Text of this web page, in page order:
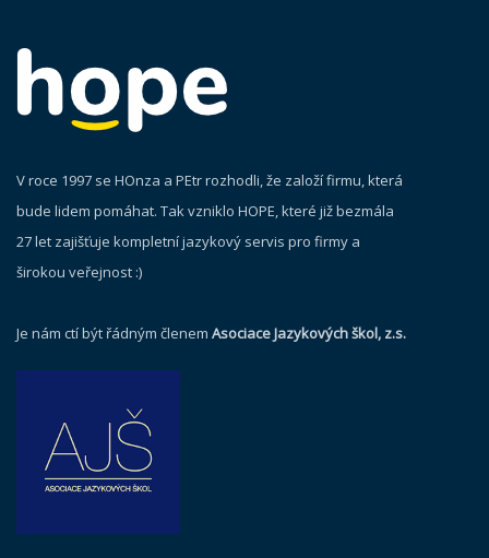
V roce 1997 se HOnza a PEtr rozhodli, že založí firmu, která
bude lidem pomáhat. Tak vzniklo HOPE, které již bezmála
27 let zajišťuje kompletní jazykový servis pro firmy a
širokou veřejnost :)
Je nám ctí být řádným členem Asociace Jazykových škol, z.s.